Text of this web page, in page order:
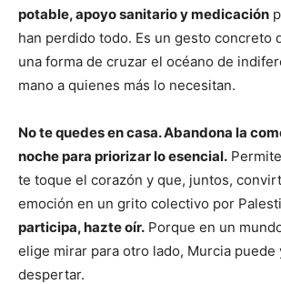
potable, apoyo sanitario y medicación
han perdido todo. Es un gesto concreto
una forma de cruzar el océano de
mano a quienes más lo necesitan.
No te quedes en casa. Abandona la
noche para priorizar lo esencial.
te toque el corazón y que, juntos,
emoción en un grito colectivo por
participa, hazte oír. Porque en un
elige mirar para otro lado, Murcia puede
despertar.